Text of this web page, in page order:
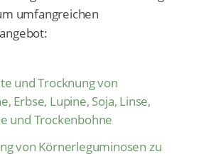
umfangreichen
und Trocknung von
Erbse, Lupine, Soja, Linse,
und Trockenbohne
von Körnerleguminosen zu